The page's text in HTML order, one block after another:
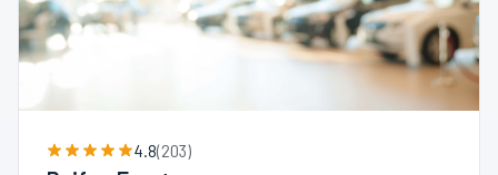
4.8(203)